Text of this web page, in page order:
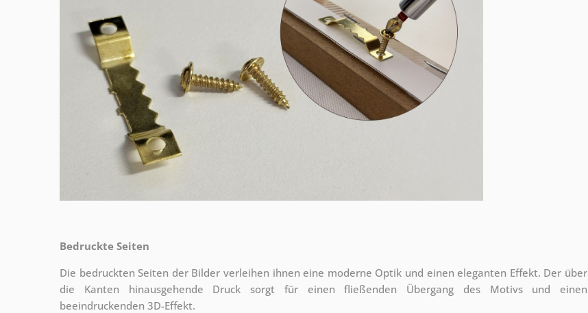
Bedruckte Seiten
Die bedruckten Seiten der Bilder verleihen ihnen eine moderne Optik und einen eleganten Effekt. Der über
die Kanten hinausgehende Druck sorgt für einen fließenden Übergang des Motivs und einen
beeindruckenden 3D-Effekt.